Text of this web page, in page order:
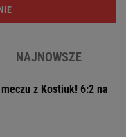
NAJNOWSZE
z Kostiuk! 6:2 na